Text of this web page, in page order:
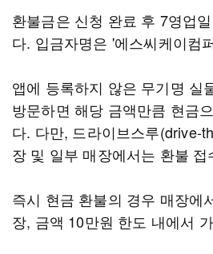
환불금은 신청 완료 후 7영업
다. 입금자명은 '에스씨케이컴
앱에 등록하지 않은 무기명 실
방문하면 해당 금액만큼 현금
다. 다만, 드라이브스루(drive-
장 및 일부 매장에서는 환불
즉시 현금 환불의 경우 매장에
장, 금액 10만원 한도 내에서